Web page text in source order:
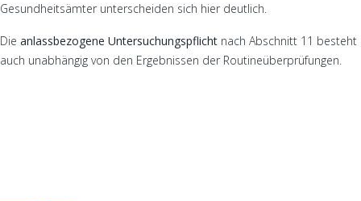
Gesundheitsämter unterscheiden sich hier deutlich.
Die anlassbezogene Untersuchungspflicht nach Abschnitt 11 besteht
auch unabhängig von den Ergebnissen der Routineüberprüfungen.